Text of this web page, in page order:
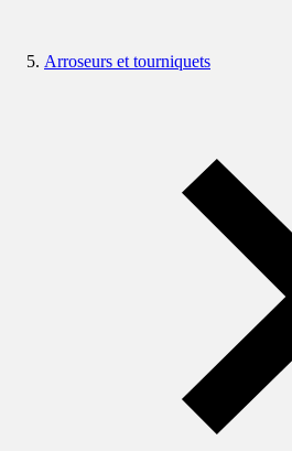
Arroseurs et tourniquets